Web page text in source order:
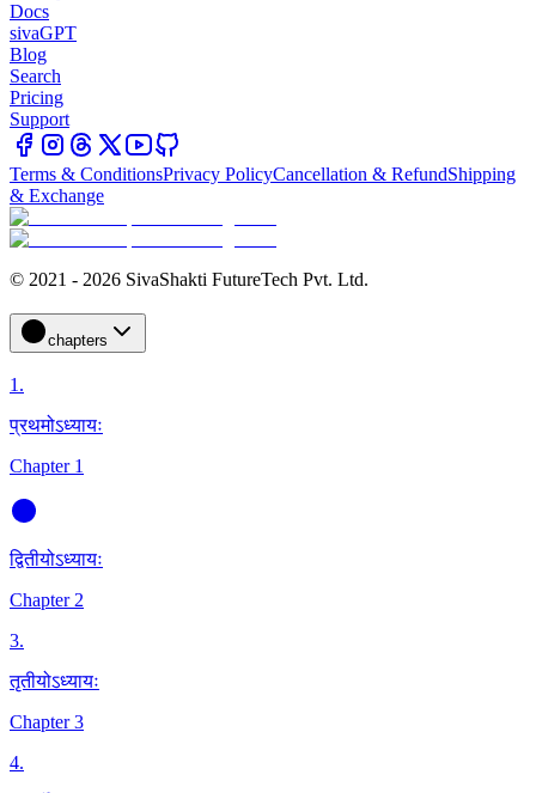
Docs
sivaGPT
Blog
Search
Pricing
Support
Terms & ConditionsPrivacy PolicyCancellation & RefundShipping
& Exchange
© 2021 - 2026 SivaShakti FutureTech Pvt. Ltd.
chapters
1.
प्रथमोऽध्यायः
Chapter 1
द्वितीयोऽध्यायः
Chapter 2
3.
तृतीयोऽध्यायः
Chapter 3
4.